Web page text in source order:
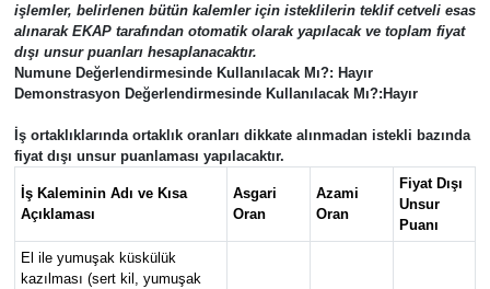
işlemler, belirlenen bütün kalemler için isteklilerin teklif cetveli esas
alınarak EKAP tarafından otomatik olarak yapılacak ve toplam fiyat
dışı unsur puanları hesaplanacaktır.
Numune Değerlendirmesinde Kullanılacak Mı?: Hayır
Demonstrasyon Değerlendirmesinde Kullanılacak Mı?: Hayır
İş ortaklıklarında ortaklık oranları dikkate alınmadan istekli bazında
fiyat dışı unsur puanlaması yapılacaktır.
İş Kaleminin Adı ve Kısa
Açıklaması
Asgari
Oran
Azami
Oran
Fiyat Dışı
Unsur
Puanı
El ile yumuşak küskülük
kazılması (sert kil, yumuşak